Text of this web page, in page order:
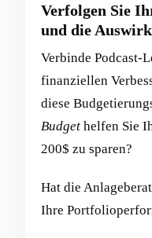
Verfolgen Sie
und die
Verbinde Podcast-
finanziellen
diese
Budget helfen Sie
200$ zu sparen?
Hat die
Ihre